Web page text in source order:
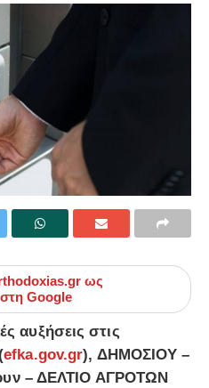
ως
Google
αυξήσεις στις
efka.gov.gr), ΔΗΜΟΣΙΟΥ –
– ΔΕΛΤΙΟ ΑΓΡΟΤΩΝ